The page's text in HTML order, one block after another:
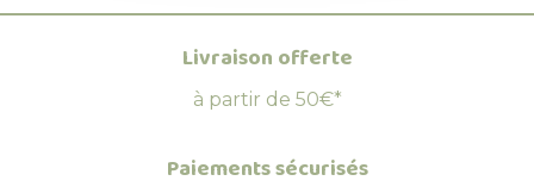
Livraison offerte
à partir de 50€*
Paiements sécurisés